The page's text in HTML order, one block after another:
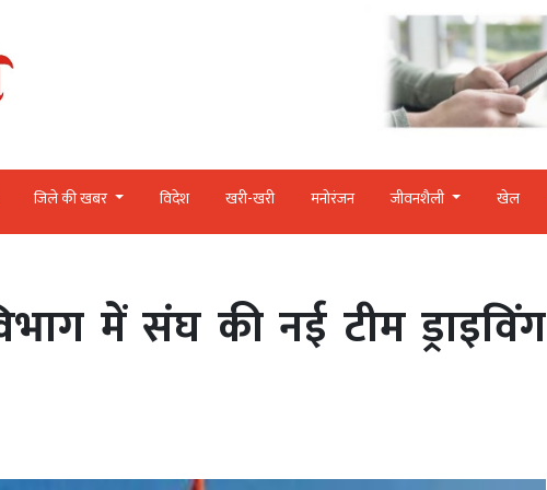
जिले की खबर विदेश खरी-खरी मनोरंजन जीवनशैली खेल
में संघ की नई टीम ड्राइविंग